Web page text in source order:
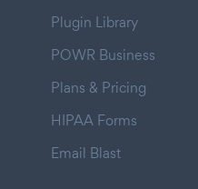
Plugin Library
POWR Business
Plans & Pricing
HIPAA Forms
Email Blast